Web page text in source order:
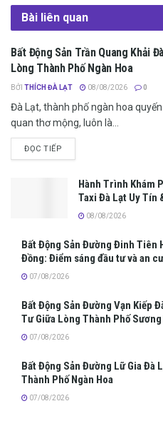
Bài liên quan
TIN TỨC ĐÀ LẠT
Bất Động Sản Trần Quang Khải
Lòng Thành Phố Ngàn Hoa
BỞI THÍCH ĐÀ LẠT 08/08/2026 0
Đà Lạt, thành phố ngàn hoa
quan thơ mộng, luôn là...
ĐỌC TIẾP
Hành Trình Khám
Taxi Đà Lạt Uy Tín
08/08/2026
Bất Động Sản Đường Đinh Tiên
Đồng: Điểm sáng đầu tư và an
07/08/2026
Bất Động Sản Đường Vạn Kiếp
Tư Giữa Lòng Thành Phố
07/08/2026
Bất Động Sản Đường Lữ Gia Đà
Thành Phố Ngàn Hoa
07/08/2026